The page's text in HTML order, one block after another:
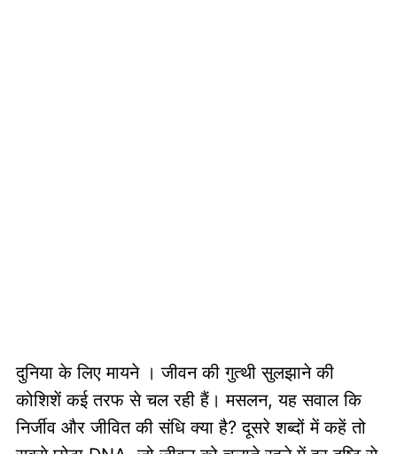
दुनिया के लिए मायने । जीवन की गुत्थी सुलझाने की
कोशिशें कई तरफ से चल रही हैं। मसलन, यह सवाल कि
निर्जीव और जीवित की संधि क्या है? दूसरे शब्दों में कहें तो